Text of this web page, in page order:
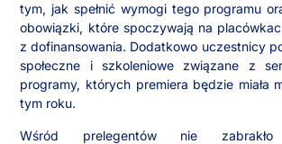
tym, jak spełnić wymogi tego programu
obowiązki, które spoczywają na
z dofinansowania. Dodatkowo uczestnicy
społeczne i szkoleniowe związane z
programy, których premiera będzie miała
tym roku.
Wśród prelegentów nie